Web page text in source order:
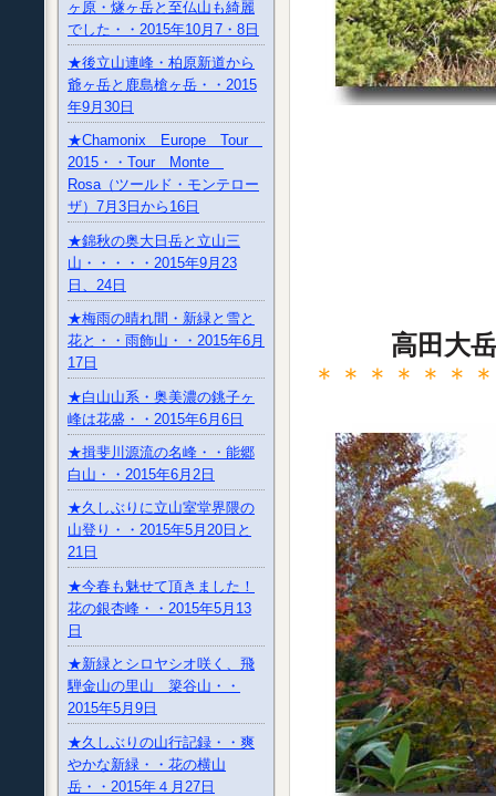
ヶ原・燧ヶ岳と至仏山も綺麗
でした・・2015年10月7・8日
★後立山連峰・柏原新道から
爺ヶ岳と鹿島槍ヶ岳・・2015
年9月30日
★Chamonix Europe Tour
2015・・Tour Monte
Rosa（ツールド・モンテロー
ザ）7月3日から16日
★錦秋の奥大日岳と立山三
山・・・・・2015年9月23
日、24日
★梅雨の晴れ間・新緑と雪と
花と・・雨飾山・・2015年6月
17日
★白山山系・奥美濃の銚子ヶ
峰は花盛・・2015年6月6日
★揖斐川源流の名峰・・能郷
白山・・2015年6月2日
★久しぶりに立山室堂界隈の
山登り・・2015年5月20日と
21日
★今春も魅せて頂きました！
花の銀杏峰・・2015年5月13
日
★新緑とシロヤシオ咲く、飛
騨金山の里山 簗谷山・・
2015年5月9日
★久しぶりの山行記録・・爽
やかな新緑・・花の横山
岳・・2015年４月27日
高田大
＊＊＊＊＊＊